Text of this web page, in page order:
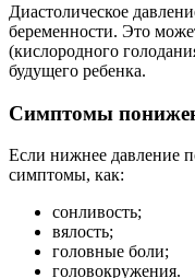
Диастолическое
беременности. Это
(кислородного
будущего ребенка.
Симптомы
Если нижнее давление
симптомы, как:
сонливость;
вялость;
головные боли;
головокружения.